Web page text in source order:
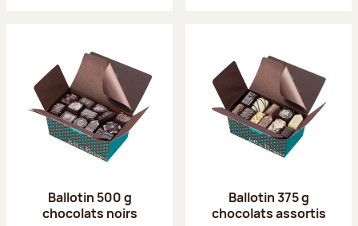
Ballotin 500 g
chocolats noirs
Ballotin 375 g
chocolats assortis